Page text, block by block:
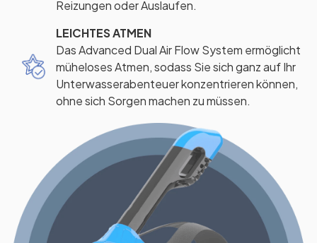
Reizungen oder Auslaufen.
LEICHTES ATMEN
Das Advanced Dual Air Flow System ermöglicht
müheloses Atmen, sodass Sie sich ganz auf Ihr
Unterwasserabenteuer konzentrieren können,
ohne sich Sorgen machen zu müssen.